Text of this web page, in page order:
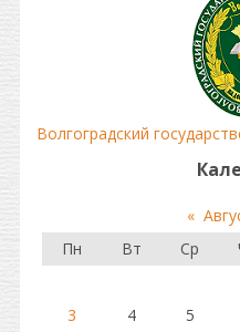
Волгоградский
«
Пн
Вт Ср
3
4 5